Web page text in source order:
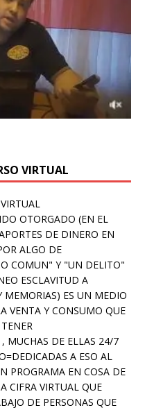
VIRTUAL
OTORGADO (EN EL
DE DINERO EN
ALGO DE
COMUN" Y "UN DELITO"
ESCLAVITUD A
MEMORIAS) ES UN MEDIO
VENTA Y CONSUMO QUE
MUCHAS DE ELLAS 24/7
A ESO AL
PROGRAMA EN COSA DE
CIFRA VIRTUAL QUE
DE PERSONAS QUE